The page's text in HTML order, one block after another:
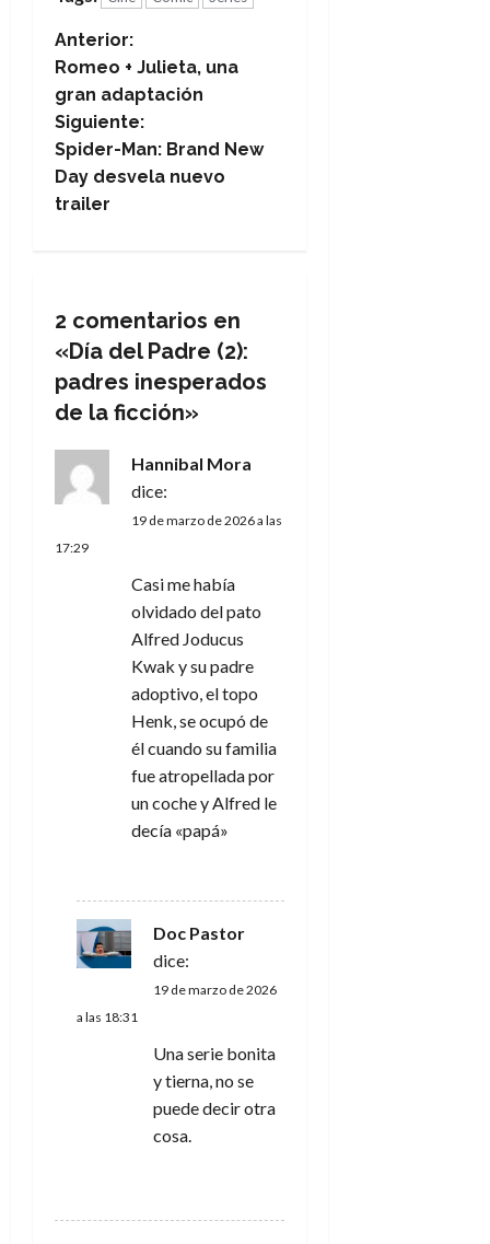
N
a
v
e
c
i
ó
n
d
e
Anterior:
Romeo + Julieta, una
gran adaptación
Siguiente:
Spider-Man: Brand New
Day desvela nuevo
trailer
2 comentarios en
«Día del Padre (2):
padres inesperados
de la ficción»
Hannibal Mora
dice:
19 de marzo de 2026 a las
17:29
Casi me había
olvidado del pato
Alfred Joducus
Kwak y su padre
adoptivo, el topo
Henk, se ocupó de
él cuando su familia
fue atropellada por
un coche y Alfred le
decía «papá»
Doc Pastor
dice:
19 de marzo de 2026
a las 18:31
Una serie bonita
y tierna, no se
puede decir otra
cosa.